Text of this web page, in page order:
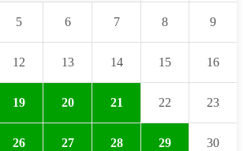
5 6 7 8 9
12 13 14 15 16
19 20 21 22 23
26 27 28 29 30